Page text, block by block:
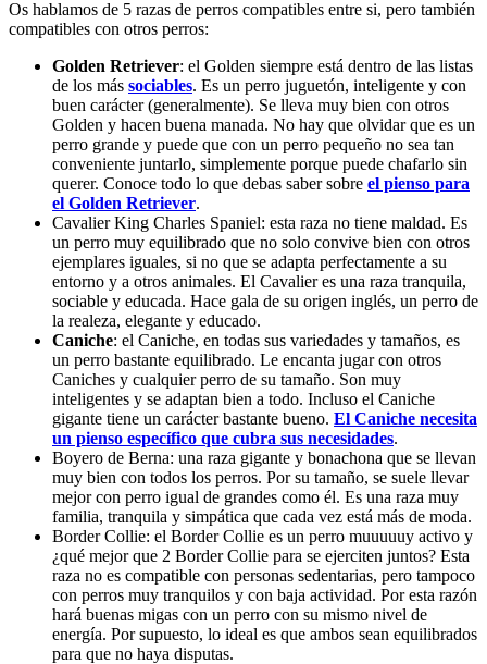
Os hablamos de 5 razas de perros compatibles entre si, pero también
compatibles con otros perros:
Golden Retriever: el Golden siempre está dentro de las listas
de los más sociables. Es un perro juguetón, inteligente y con
buen carácter (generalmente). Se lleva muy bien con otros
Golden y hacen buena manada. No hay que olvidar que es un
perro grande y puede que con un perro pequeño no sea tan
conveniente juntarlo, simplemente porque puede chafarlo sin
querer. Conoce todo lo que debas saber sobre el pienso para
el Golden Retriever.
Cavalier King Charles Spaniel: esta raza no tiene maldad. Es
un perro muy equilibrado que no solo convive bien con otros
ejemplares iguales, si no que se adapta perfectamente a su
entorno y a otros animales. El Cavalier es una raza tranquila,
sociable y educada. Hace gala de su origen inglés, un perro de
la realeza, elegante y educado.
Caniche: el Caniche, en todas sus variedades y tamaños, es
un perro bastante equilibrado. Le encanta jugar con otros
Caniches y cualquier perro de su tamaño. Son muy
inteligentes y se adaptan bien a todo. Incluso el Caniche
gigante tiene un carácter bastante bueno. El Caniche necesita
un pienso específico que cubra sus necesidades.
Boyero de Berna: una raza gigante y bonachona que se llevan
muy bien con todos los perros. Por su tamaño, se suele llevar
mejor con perro igual de grandes como él. Es una raza muy
familia, tranquila y simpática que cada vez está más de moda.
Border Collie: el Border Collie es un perro muuuuuy activo y
¿qué mejor que 2 Border Collie para se ejerciten juntos? Esta
raza no es compatible con personas sedentarias, pero tampoco
con perros muy tranquilos y con baja actividad. Por esta razón
hará buenas migas con un perro con su mismo nivel de
energía. Por supuesto, lo ideal es que ambos sean equilibrados
para que no haya disputas.